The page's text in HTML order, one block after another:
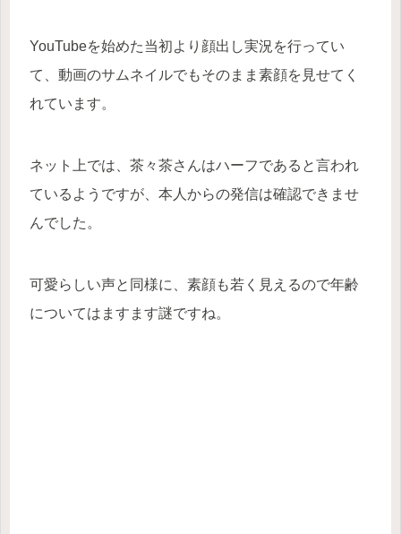
YouTubeを始めた当初より顔出し実況を行ってい
て、動画のサムネイルでもそのまま素顔を見せてく
れています。
ネット上では、茶々茶さんはハーフであると言われ
ているようですが、本人からの発信は確認できませ
んでした。
可愛らしい声と同様に、素顔も若く見えるので年齢
についてはますます謎ですね。